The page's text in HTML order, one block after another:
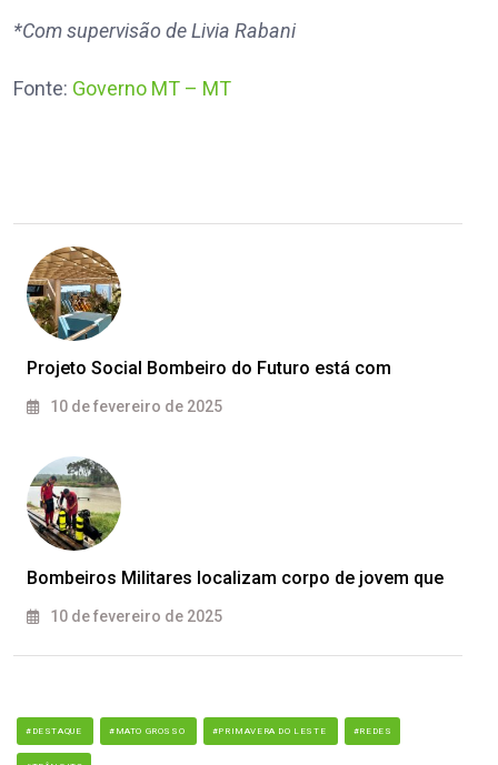
*Com supervisão de Livia Rabani
Fonte: Governo MT – MT
Projeto Social Bombeiro do Futuro está com
10 de fevereiro de 2025
Bombeiros Militares localizam corpo de jovem que
10 de fevereiro de 2025
#DESTAQUE #MATO GROSSO #PRIMAVERA DO LESTE #REDES